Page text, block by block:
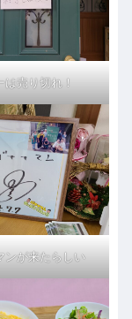
は売り切れ！
ンが来たらしい